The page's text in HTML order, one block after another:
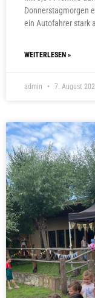
Donnerstagmorgen
ein Autofahrer stark
WEITERLESEN »
admin 7. August